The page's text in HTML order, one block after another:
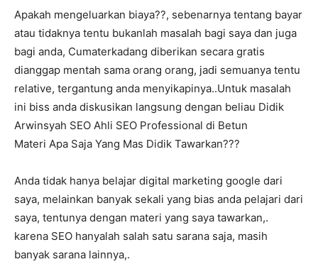
Apakah mengeluarkan biaya??, sebenarnya tentang bayar
atau tidaknya tentu bukanlah masalah bagi saya dan juga
bagi anda, Cumaterkadang diberikan secara gratis
dianggap mentah sama orang orang, jadi semuanya tentu
relative, tergantung anda menyikapinya..Untuk masalah
ini biss anda diskusikan langsung dengan beliau Didik
Arwinsyah SEO Ahli SEO Professional di Betun
Materi Apa Saja Yang Mas Didik Tawarkan???
Anda tidak hanya belajar digital marketing google dari
saya, melainkan banyak sekali yang bias anda pelajari dari
saya, tentunya dengan materi yang saya tawarkan,.
karena SEO hanyalah salah satu sarana saja, masih
banyak sarana lainnya,.